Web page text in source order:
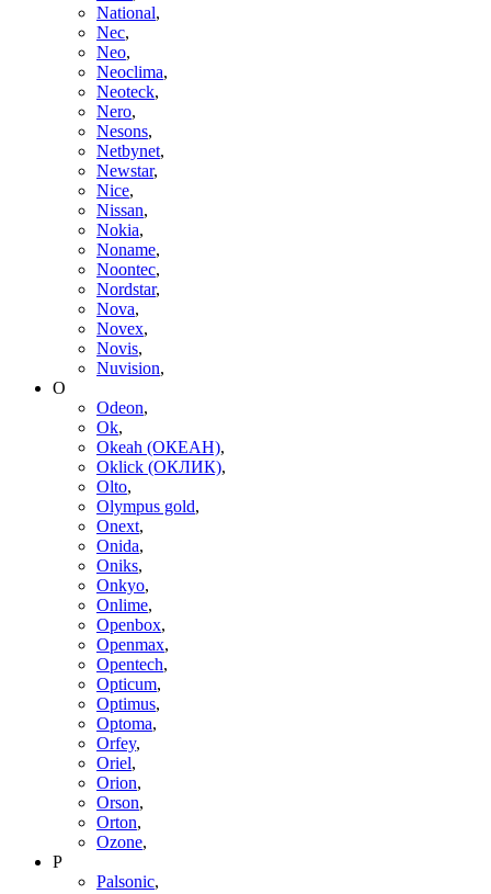
National,
Nec,
Neo,
Neoclima,
Neoteck,
Nero,
Nesons,
Netbynet,
Newstar,
Nice,
Nissan,
Nokia,
Noname,
Noontec,
Nordstar,
Nova,
Novex,
Novis,
Nuvision,
O
Odeon,
Ok,
Okeah (ОКЕАН),
Oklick (ОКЛИК),
Olto,
Olympus gold,
Onext,
Onida,
Oniks,
Onkyo,
Onlime,
Openbox,
Openmax,
Opentech,
Opticum,
Optimus,
Optoma,
Orfey,
Oriel,
Orion,
Orson,
Orton,
Ozone,
P
Palsonic,